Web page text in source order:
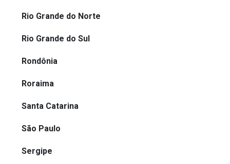
Rio Grande do Norte
Rio Grande do Sul
Rondônia
Roraima
Santa Catarina
São Paulo
Sergipe